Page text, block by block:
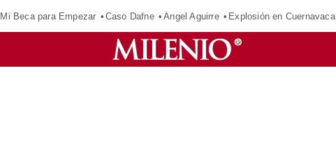
Mi Beca para Empezar Caso Dafne Ángel Aguirre Explosión en Cuernavaca